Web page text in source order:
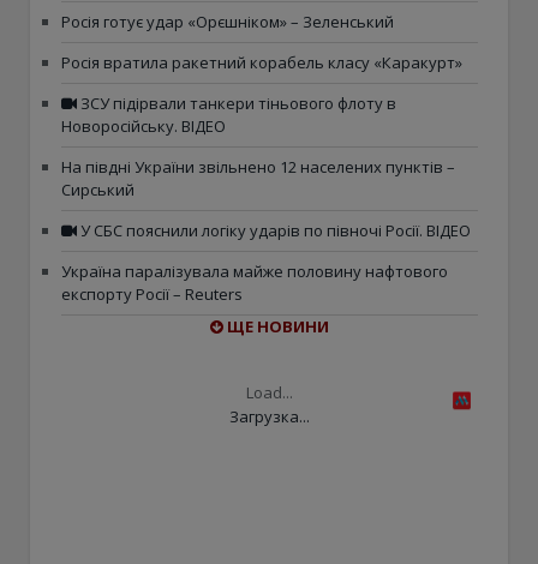
Росія готує удар «Орєшніком» – Зеленський
Росія вратила ракетний корабель класу «Каракурт»
ЗСУ підірвали танкери тіньового флоту в
Новоросійську. ВІДЕО
На півдні України звільнено 12 населених пунктів –
Сирський
У СБС пояснили логіку ударів по півночі Росії. ВІДЕО
Україна паралізувала майже половину нафтового
експорту Росії – Reuters
ЩЕ НОВИНИ
Load...
Загрузка...